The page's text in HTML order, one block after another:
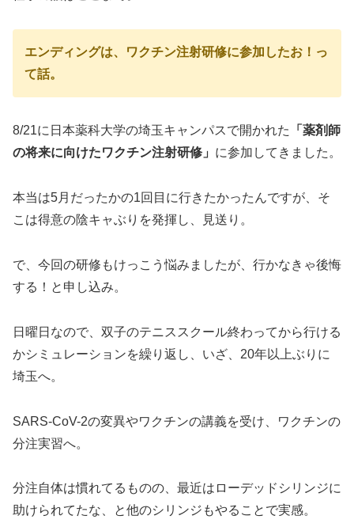
エンディングは、ワクチン注射研修に参加したお！っ
て話。
8/21に日本薬科大学の埼玉キャンパスで開かれた
「薬剤師
の将来に向けたワクチン注射研修」 に参加してきました。
本当は5月だったかの1回目に行きたかったんですが、そ
こは得意の陰キャぶりを発揮し、見送り。
で、今回の研修もけっこう悩みましたが、行かなきゃ後悔
する！と申し込み。
日曜日なので、双子のテニススクール終わってから行ける
かシミュレーションを繰り返し、いざ、20年以上ぶりに
埼玉へ。
SARS-CoV-2の変異やワクチンの講義を受け、ワクチンの
分注実習へ。
分注自体は慣れてるものの、最近はローデッドシリンジに
助けられてたな、と他のシリンジもやることで実感。